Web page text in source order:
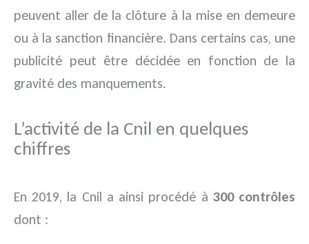
peuvent aller de la clôture à la mise en demeure
ou à la sanction financière. Dans certains cas, une
publicité peut être décidée en fonction de la
gravité des manquements.
L’activité de la Cnil en quelques
chiffres
En 2019, la Cnil a ainsi procédé à 300 contrôles
dont :